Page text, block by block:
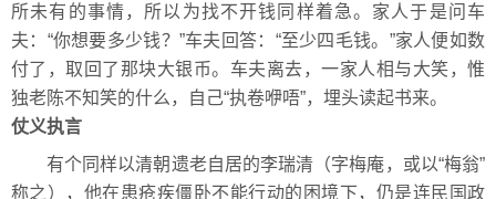
所未有的事情，所以为找不开钱同样着急。家人于是问车
夫：“你想要多少钱？”车夫回答：“至少四毛钱。”家人便如数
付了，取回了那块大银币。车夫离去，一家人相与大笑，惟
独老陈不知笑的什么，自己“执卷咿唔”，埋头读起书来。
仗义执言
有个同样以清朝遗老自居的李瑞清（字梅庵，或以“梅翁”
称之），他在患疮疾僵卧不能行动的困境下，仍是连民国政